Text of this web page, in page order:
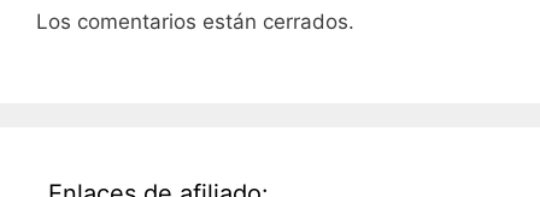
Los comentarios están cerrados.